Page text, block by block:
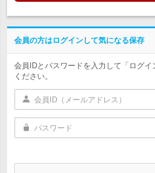
会員の方はログインして気になる保存
会員IDとパスワードを入力して「ログ
ください。